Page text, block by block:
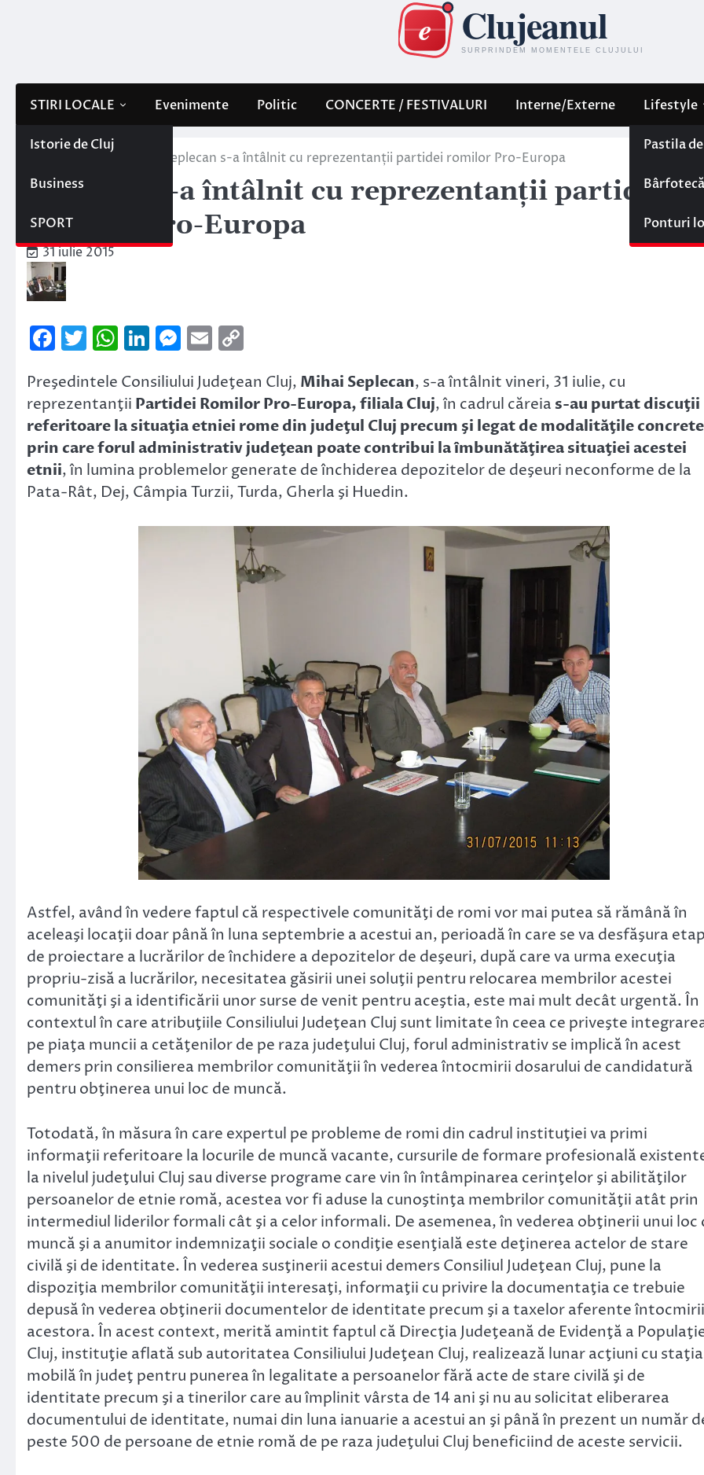
STIRI LOCALE
Istorie de Cluj
Business
SPORT
Evenimente Politic CONCERTE / FESTIVALURI Interne/Externe Lifestyle
Pastila
Bârfotecă
Ponturi
Stiri locale Seplecan s-a întâlnit cu reprezentanții partidei romilor Pro-Europa
Seplecan s-a întâlnit cu reprezentanții partidei
romilor Pro-Europa
31 iulie 2015
Facebook
Twitter
WhatsApp
LinkedIn
Messenger
Email
Preşedintele Consiliului Judeţean Cluj, Mihai Seplecan, s-a întâlnit vineri, 31 iulie, cu
reprezentanţii Partidei Romilor Pro-Europa, filiala Cluj, în cadrul căreia s-au purtat discuţii
referitoare la situaţia etniei rome din judeţul Cluj precum şi legat de modalităţile concrete
prin care forul administrativ judeţean poate contribui la îmbunătăţirea situaţiei acestei
etnii, în lumina problemelor generate de închiderea depozitelor de deşeuri neconforme de la
Pata-Rât, Dej, Câmpia Turzii, Turda, Gherla şi Huedin.
Astfel, având în vedere faptul că respectivele comunităţi de romi vor mai putea să rămână în
aceleaşi locaţii doar până în luna septembrie a acestui an, perioadă în care se va desfăşura
de proiectare a lucrărilor de închidere a depozitelor de deşeuri, după care va urma execuţia
propriu-zisă a lucrărilor, necesitatea găsirii unei soluţii pentru relocarea membrilor acestei
comunităţi şi a identificării unor surse de venit pentru aceştia, este mai mult decât urgentă. În
contextul în care atribuţiile Consiliului Judeţean Cluj sunt limitate în ceea ce priveşte
pe piaţa muncii a cetăţenilor de pe raza judeţului Cluj, forul administrativ se implică în acest
demers prin consilierea membrilor comunităţii în vederea întocmirii dosarului de candidatură
pentru obţinerea unui loc de muncă.
Totodată, în măsura în care expertul pe probleme de romi din cadrul instituţiei va primi
informaţii referitoare la locurile de muncă vacante, cursurile de formare profesională
la nivelul judeţului Cluj sau diverse programe care vin în întâmpinarea cerinţelor şi abilităţilor
persoanelor de etnie romă, acestea vor fi aduse la cunoştinţa membrilor comunităţii atât prin
intermediul liderilor formali cât şi a celor informali. De asemenea, în vederea obţinerii unui loc
muncă şi a anumitor indemnizaţii sociale o condiţie esenţială este deţinerea actelor de stare
civilă şi de identitate. În vederea susţinerii acestui demers Consiliul Judeţean Cluj, pune la
dispoziţia membrilor comunităţii interesaţi, informaţii cu privire la documentaţia ce trebuie
depusă în vederea obţinerii documentelor de identitate precum şi a taxelor aferente întocmirii
acestora. În acest context, merită amintit faptul că Direcţia Judeţeană de Evidenţă a
Cluj, instituţie aflată sub autoritatea Consiliului Judeţean Cluj, realizează lunar acţiuni cu staţia
mobilă în judeţ pentru punerea în legalitate a persoanelor fără acte de stare civilă şi de
identitate precum şi a tinerilor care au împlinit vârsta de 14 ani şi nu au solicitat eliberarea
documentului de identitate, numai din luna ianuarie a acestui an şi până în prezent un număr
peste 500 de persoane de etnie romă de pe raza judeţului Cluj beneficiind de aceste servicii.